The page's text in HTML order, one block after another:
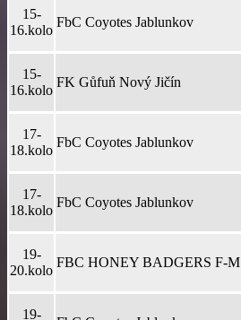
15-
16.kolo
FbC Coyotes Jablunkov
15-
16.kolo
FK Gůfuň Nový Jičín
17-
18.kolo
FbC Coyotes Jablunkov
17-
18.kolo
FbC Coyotes Jablunkov
19-
20.kolo
FBC HONEY BADGERS F-M
19-